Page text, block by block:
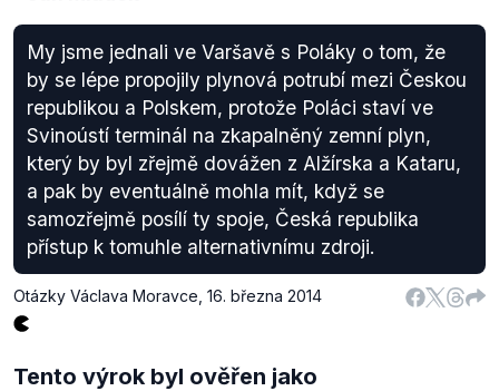
My jsme jednali ve Varšavě s Poláky o tom, že
by se lépe propojily plynová potrubí mezi Českou
republikou a Polskem, protože Poláci staví ve
Svinoústí terminál na zkapalněný zemní plyn,
který by byl zřejmě dovážen z Alžírska a Kataru,
a pak by eventuálně mohla mít, když se
samozřejmě posílí ty spoje, Česká republika
přístup k tomuhle alternativnímu zdroji.
Otázky Václava Moravce 16. března 2014
Tento výrok byl ověřen jako